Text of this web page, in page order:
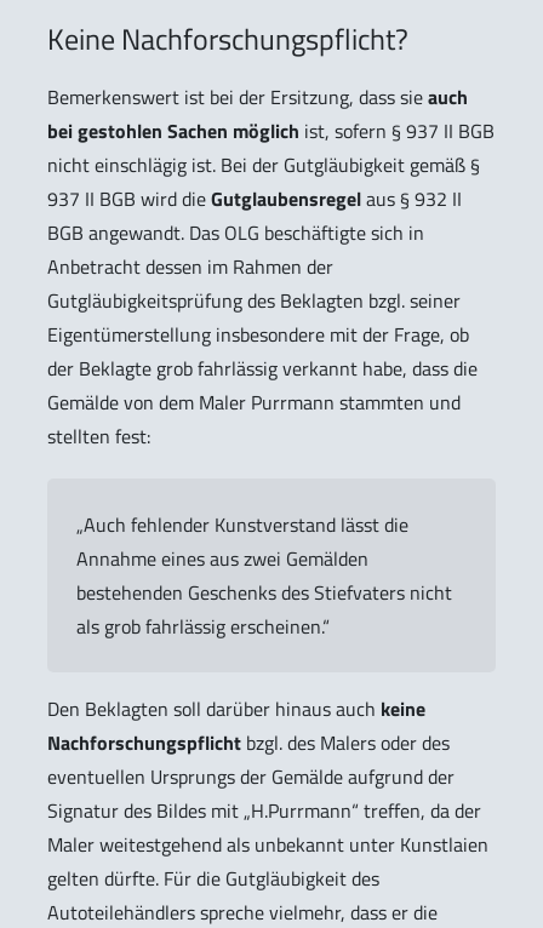
Keine Nachforschungspflicht?
Bemerkenswert ist bei der Ersitzung, dass sieauch
bei gestohlen Sachen möglich ist, sofern § 937 II BGB
nicht einschlägig ist. Bei der Gutgläubigkeit gemäß §
937 II BGB wird dieGutglaubensregelaus § 932 II
BGB angewandt. Das OLG beschäftigte sich in
Anbetracht dessen im Rahmen der
Gutgläubigkeitsprüfung des Beklagten bzgl. seiner
Eigentümerstellung insbesondere mit der Frage, ob
der Beklagte grob fahrlässig verkannt habe, dass die
Gemälde von dem Maler Purrmann stammten und
stellten fest:
„Auch fehlender Kunstverstand lässt die
Annahme eines aus zwei Gemälden
bestehenden Geschenks des Stiefvaters nicht
als grob fahrlässig erscheinen.“
Den Beklagten soll darüber hinaus auch keine
Nachforschungspflicht bzgl. des Malers oder des
eventuellen Ursprungs der Gemälde aufgrund der
Signatur des Bildes mit „H.Purrmann“ treffen, da der
Maler weitestgehend als unbekannt unter Kunstlaien
gelten dürfte. Für die Gutgläubigkeit des
Autoteilehändlers spreche vielmehr, dass er die